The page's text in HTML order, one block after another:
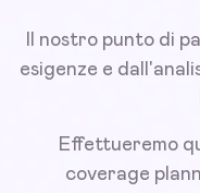
Il nostro punto di
esigenze e
Effettueremo
coverage